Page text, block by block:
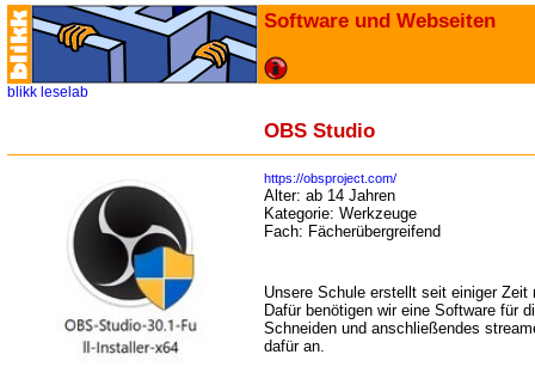
Software und Webseiten
blikk leselab
OBS Studio
https://obsproject.com/
Alter: ab 14 Jahren
Kategorie: Werkzeuge
Fach: Fächerübergreifend
Unsere Schule erstellt seit einiger
Dafür benötigen wir eine Software für
Schneiden und anschließendes
dafür an.